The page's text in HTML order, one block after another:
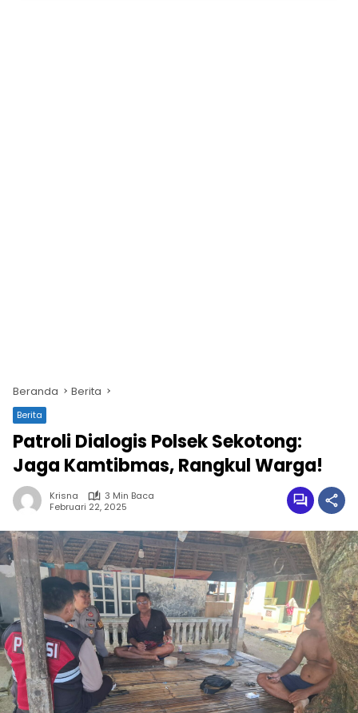
Beranda Berita
Berita
Patroli Dialogis Polsek Sekotong:
Jaga Kamtibmas, Rangkul Warga!
Krisna
3 Min Baca
Februari 22, 2025